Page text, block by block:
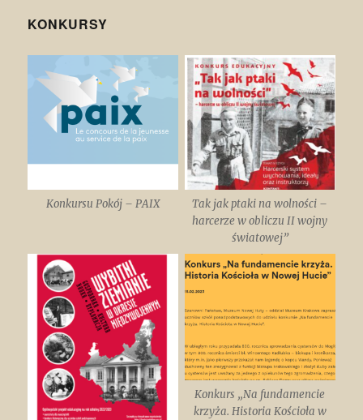
KONKURSY
Konkursu Pokój – PAIX
Tak jak ptaki na wolności –
harcerze w obliczu II wojny
światowej”
Konkurs „Na fundamencie
krzyża. Historia Kościoła w